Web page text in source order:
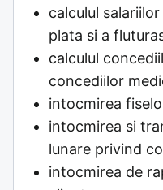
calculul
plata si a
calculul
concediilor
intocmirea
intocmirea si
lunare privind
intocmirea de